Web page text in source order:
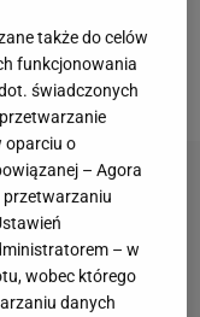
z przeciwnikami
opuszczają
końca.
także do celów
funkcjonowania
świadczonych
oparciu o
– Agora
przetwarzaniu
– w
wobec którego
danych